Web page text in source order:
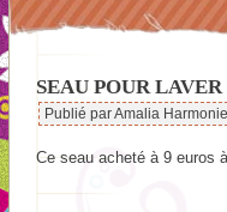
SEAU POUR
Publié par Amalia Harmonie
Ce seau acheté à 9 euros